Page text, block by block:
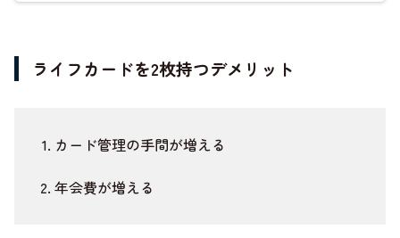
ライフカードを2枚持つデメリット
カード管理の手間が増える
年会費が増える